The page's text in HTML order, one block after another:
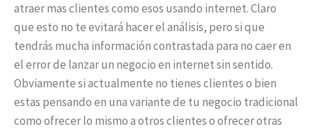
atraer mas clientes como esos usando internet. Claro
que esto no te evitará hacer el análisis, pero si que
tendrás mucha información contrastada para no caer en
el error de lanzar un negocio en internet sin sentido.
Obviamente si actualmente no tienes clientes o bien
estas pensando en una variante de tu negocio tradicional
como ofrecer lo mismo a otros clientes o ofrecer otras